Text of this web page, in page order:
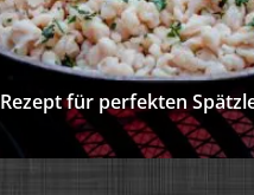
Rezept für perfekten